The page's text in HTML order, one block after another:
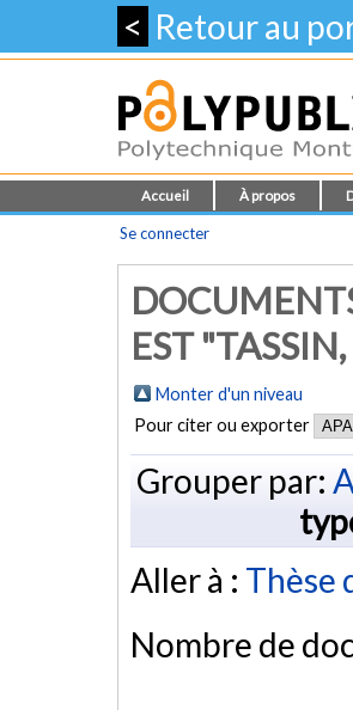
< Retour au
Accueil À propos
Se connecter
EST "
Monter d'un niveau
Pour citer ou exporter
Grouper par:
Aller à : Thèse
Nombre de